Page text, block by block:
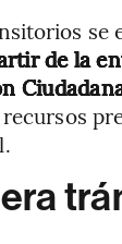
se
de la